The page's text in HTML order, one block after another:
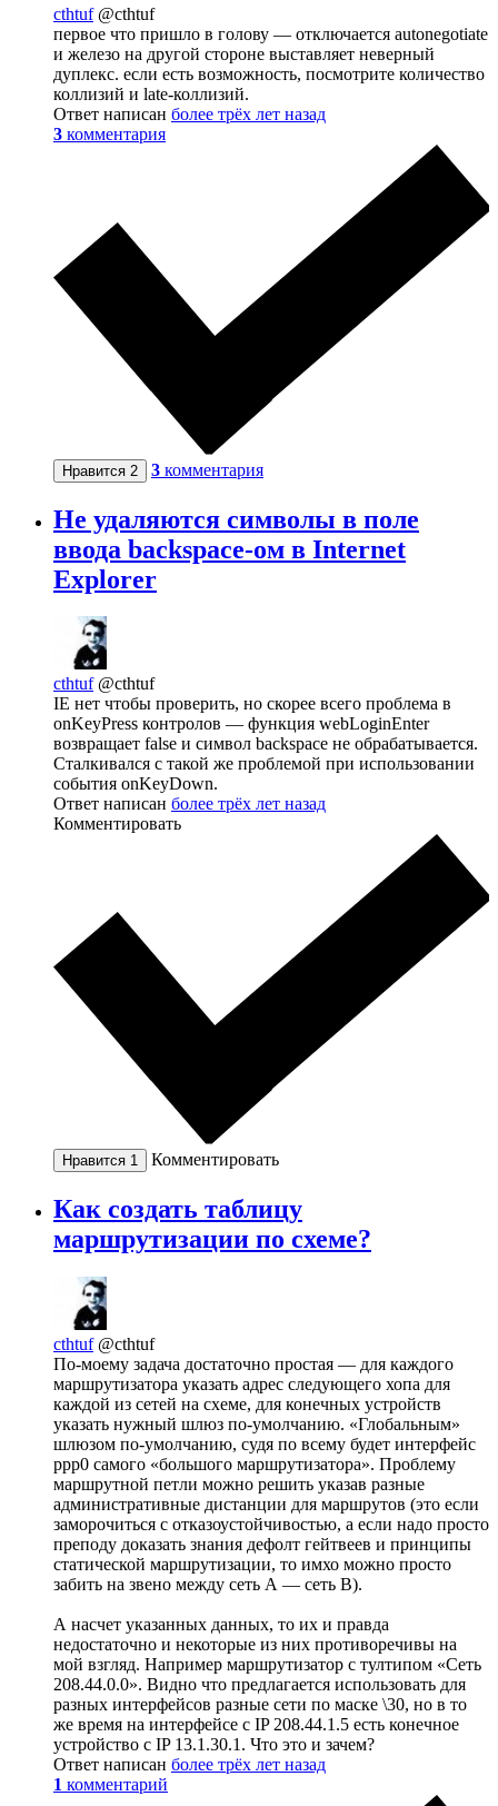
cthtuf @cthtuf
первое что пришло в голову — отключается autonegotiate
и железо на другой стороне выставляет неверный
дуплекс. если есть возможность, посмотрите количество
коллизий и late-коллизий.
Ответ написан более трёх лет назад
3 комментария
Нравится 2 3 комментария
Не удаляются символы в поле
ввода backspace-ом в Internet
Explorer
cthtuf @cthtuf
IE нет чтобы проверить, но скорее всего проблема в
onKeyPress контролов — функция webLoginEnter
возвращает false и символ backspace не обрабатывается.
Сталкивался с такой же проблемой при использовании
события onKeyDown.
Ответ написан более трёх лет назад
Комментировать
Нравится 1 Комментировать
Как создать таблицу
маршрутизации по схеме?
cthtuf @cthtuf
По-моему задача достаточно простая — для каждого
маршрутизатора указать адрес следующего хопа для
каждой из сетей на схеме, для конечных устройств
указать нужный шлюз по-умолчанию. «Глобальным»
шлюзом по-умолчанию, судя по всему будет интерфейс
ppp0 самого «большого маршрутизатора». Проблему
маршрутной петли можно решить указав разные
административные дистанции для маршрутов (это если
заморочиться с отказоустойчивостью, а если надо просто
преподу доказать знания дефолт гейтвеев и принципы
статической маршрутизации, то имхо можно просто
забить на звено между сеть А — сеть В).
А насчет указанных данных, то их и правда
недостаточно и некоторые из них противоречивы на
мой взгляд. Например маршрутизатор с тултипом «Сеть
208.44.0.0». Видно что предлагается использовать для
разных интерфейсов разные сети по маске \30, но в то
же время на интерфейсе с IP 208.44.1.5 есть конечное
устройство с IP 13.1.30.1. Что это и зачем?
Ответ написан более трёх лет назад
1 комментарий